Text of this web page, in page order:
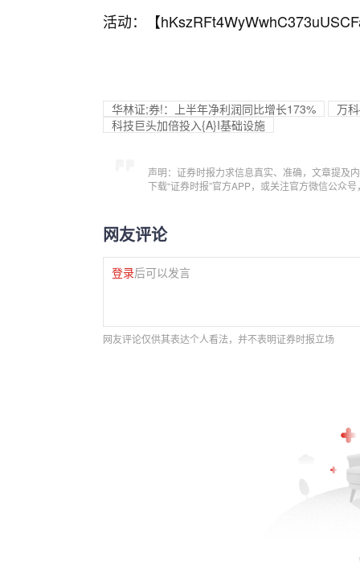
活动：【
华林证;券!：上半年净利润同比增长173%
万
科技巨头加倍投入{A}I基础设施
声明：证券时报力求信息真实、准确，文章提及
下载“证券时报”官方APP，或关注官方微信公众
网友评论
登录后可以发言
网友评论仅供其表达个人看法，并不表明证券时报立场